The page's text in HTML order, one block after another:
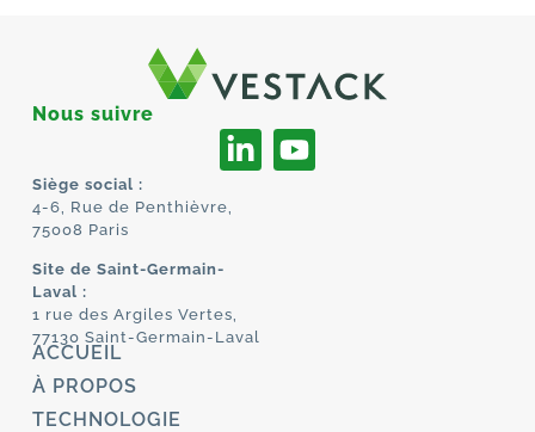
Nous suivre
Siège social :
4-6, Rue de Penthièvre,
75008 Paris
Site de Saint-Germain-
Laval :
1 rue des Argiles Vertes,
77130 Saint-Germain-Laval
ACCUEIL
À PROPOS
TECHNOLOGIE